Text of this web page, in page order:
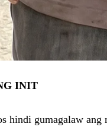
INIT
gumagalaw